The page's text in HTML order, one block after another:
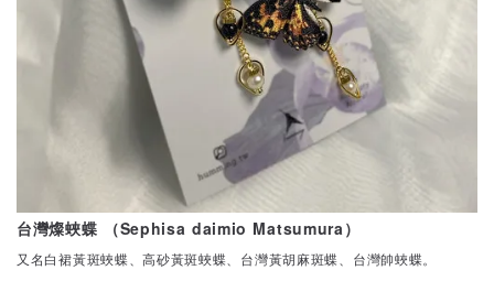
台灣燦蛺蝶 （Sephisa daimio Matsumura）
又名白裙黃斑蛺蝶、高砂黃斑蛺蝶、台灣黃胡麻斑蝶、台灣帥蛺蝶。